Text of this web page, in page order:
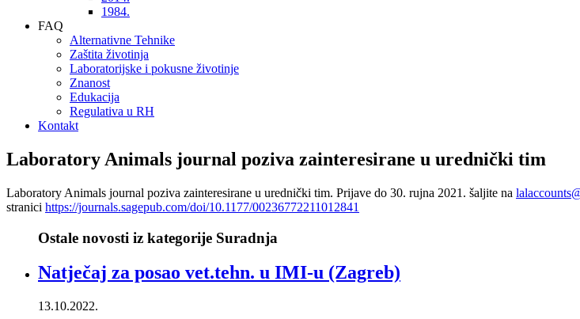
1984.
FAQ
Alternativne Tehnike
Zaštita životinja
Laboratorijske i pokusne životinje
Znanost
Edukacija
Regulativa u RH
Kontakt
Laboratory Animals journal poziva zainteresirane u urednički tim
Laboratory Animals journal poziva zainteresirane u urednički tim. Prijave do 30. rujna 2021. šaljite na
stranici https://journals.sagepub.com/doi/10.1177/00236772211012841
Ostale novosti iz kategorije Suradnja
Natječaj za posao vet.tehn. u IMI-u (Zagreb)
13.10.2022.